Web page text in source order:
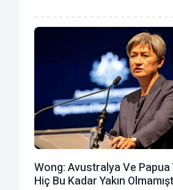
Wong: Avustralya Ve Papua
Hiç Bu Kadar Yakın